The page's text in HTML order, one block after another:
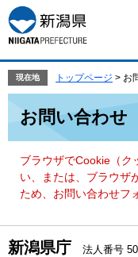
ー
ジ
の
頭
す。
ニ
ュ
ー
飛
て
現在地 トップページ > お
お問い合わせ
ブラウザでCookie（ク
い、または、ブラウザ
ため、お問い合わせフ
新潟県庁 法人番号